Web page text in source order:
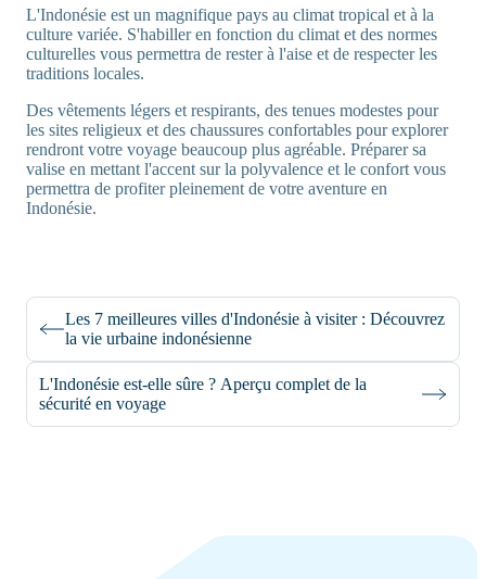
L'Indonésie est un magnifique pays au climat tropical et à la
culture variée. S'habiller en fonction du climat et des normes
culturelles vous permettra de rester à l'aise et de respecter les
traditions locales.
Des vêtements légers et respirants, des tenues modestes pour
les sites religieux et des chaussures confortables pour explorer
rendront votre voyage beaucoup plus agréable. Préparer sa
valise en mettant l'accent sur la polyvalence et le confort vous
permettra de profiter pleinement de votre aventure en
Indonésie.
Les 7 meilleures villes d'Indonésie à visiter : Découvrez
la vie urbaine indonésienne
L'Indonésie est-elle sûre ? Aperçu complet de la
sécurité en voyage